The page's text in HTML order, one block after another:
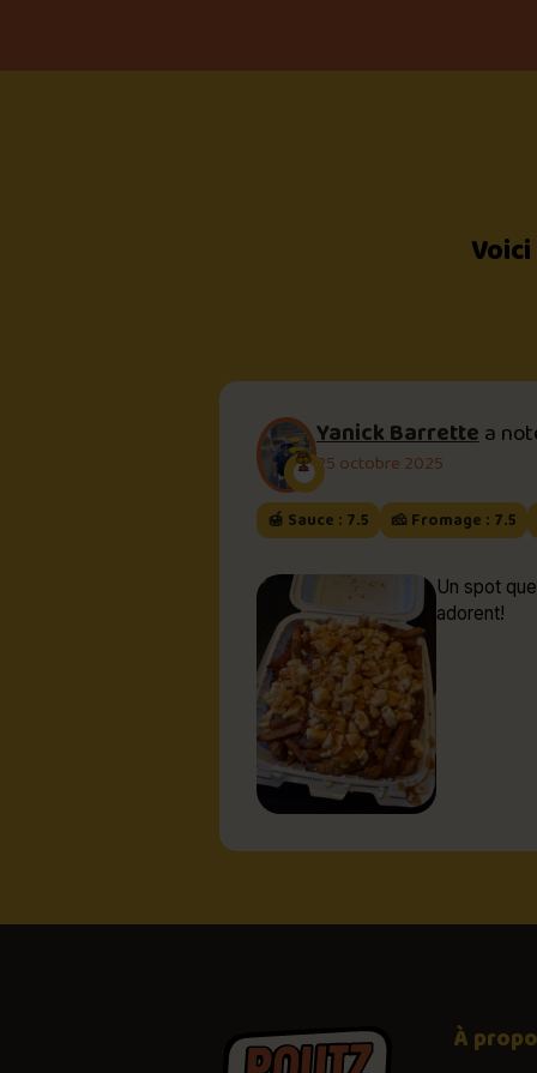
Yanick Barrettea
25 octobre 2025
🍯 Sauce : 7.5 🧀 Fromage : 7.5
Un spot
adorent!
À